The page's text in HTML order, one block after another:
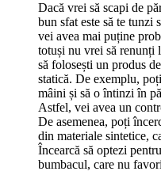
Dacă vrei să scapi de
bun sfat este să te tunzi
vei avea mai puține
totuși nu vrei să renunți
să folosești un produs
statică. De exemplu,
mâini și să o întinzi în
Astfel, vei avea un
De asemenea, poți
din materiale sintetice,
Încearcă să optezi
bumbacul, care nu